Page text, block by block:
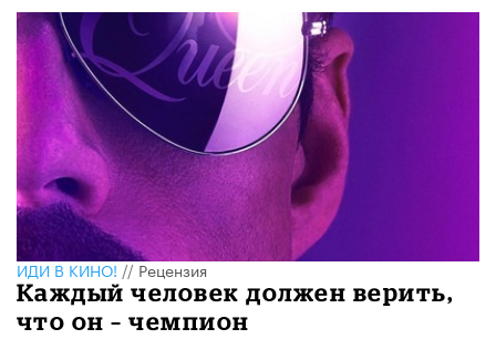
ИДИ В КИНО!//Рецензия
Каждый человек должен верить,
что он – чемпион